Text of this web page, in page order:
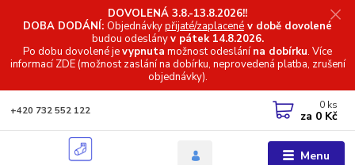
DOVOLENÁ 3.8.-13.8.2026!!
DOBA DODÁNÍ: Objednávkypřijaté/zaplacené v době dovolené
budou odeslányv pátek 14.8.2026.
Po dobu dovolené jevypnuta možnost odeslánína dobírku. Více
informacíZDE (možnost zaslání na dobírku, neprovedená platba, zrušení
objednávky).
Menu
+420 732 552 122 0 ks
za 0 Kč